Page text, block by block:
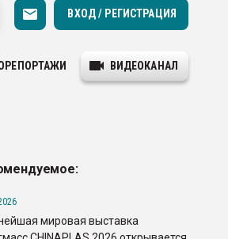
ВХОД / РЕГИСТРАЦИЯ
ВИДЕОКАНАЛ
мировая выставка